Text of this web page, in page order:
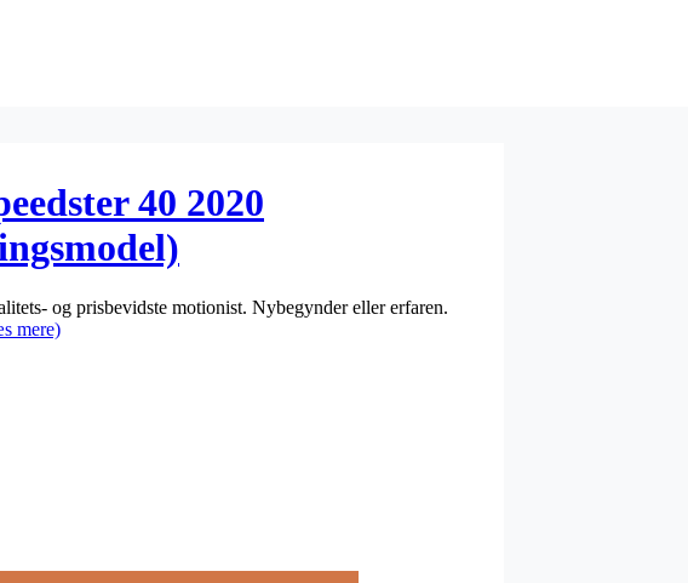
40 2020
og prisbevidste motionist. Nybegynder eller erfaren.
mere)